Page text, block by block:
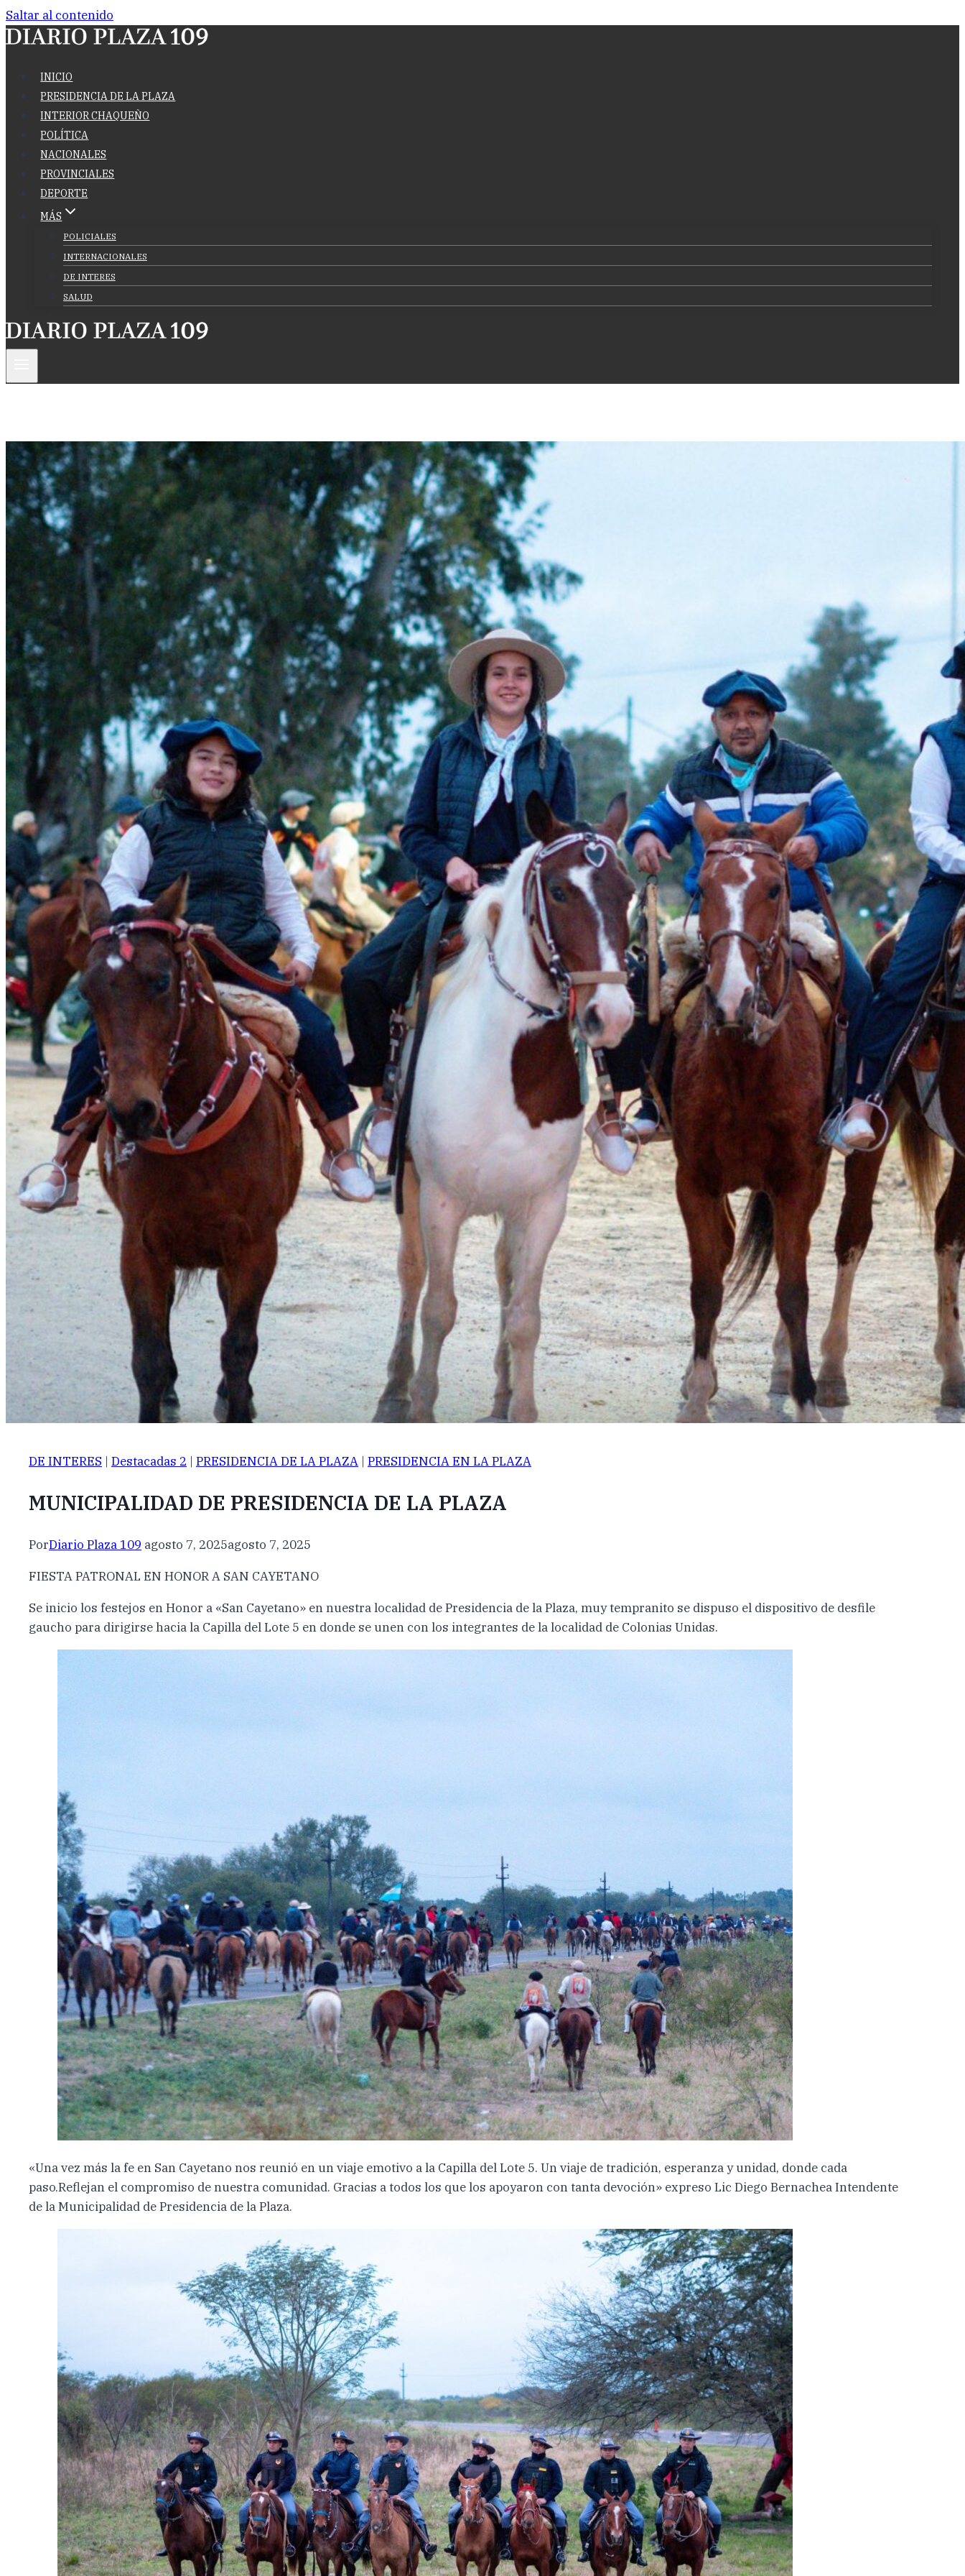
Saltar al contenido
INICIO
PRESIDENCIA DE LA PLAZA
INTERIOR CHAQUEÑO
POLÍTICA
NACIONALES
PROVINCIALES
DEPORTE
MÁS
POLICIALES
INTERNACIONALES
DE INTERES
SALUD
DE INTERES | Destacadas 2 | PRESIDENCIA DE LA PLAZA | PRESIDENCIA EN LA PLAZA
MUNICIPALIDAD DE PRESIDENCIA DE LA PLAZA
PorDiario Plaza 109 agosto 7, 2025agosto 7, 2025
FIESTA PATRONAL EN HONOR A SAN CAYETANO
Se inicio los festejos en Honor a «San Cayetano» en nuestra localidad de Presidencia de la Plaza, muy tempranito se dispuso el dispositivo de desfile
gaucho para dirigirse hacia la Capilla del Lote 5 en donde se unen con los integrantes de la localidad de Colonias Unidas.
«Una vez más la fe en San Cayetano nos reunió en un viaje emotivo a la Capilla del Lote 5. Un viaje de tradición, esperanza y unidad, donde cada
paso.Reflejan el compromiso de nuestra comunidad. Gracias a todos los que los apoyaron con tanta devoción» expreso Lic Diego Bernachea Intendente
de la Municipalidad de Presidencia de la Plaza.